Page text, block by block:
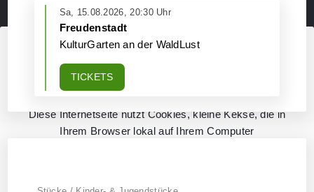
Diese Webseite verwendet Cookies
Diese Internetseite nutzt Cookies, kleine Kekse, die in
Ihrem Browser lokal auf Ihrem Computer
Sa, 15.08.2026, 20:30 Uhr
Freudenstadt
KulturGarten an der WaldLust
TICKETS